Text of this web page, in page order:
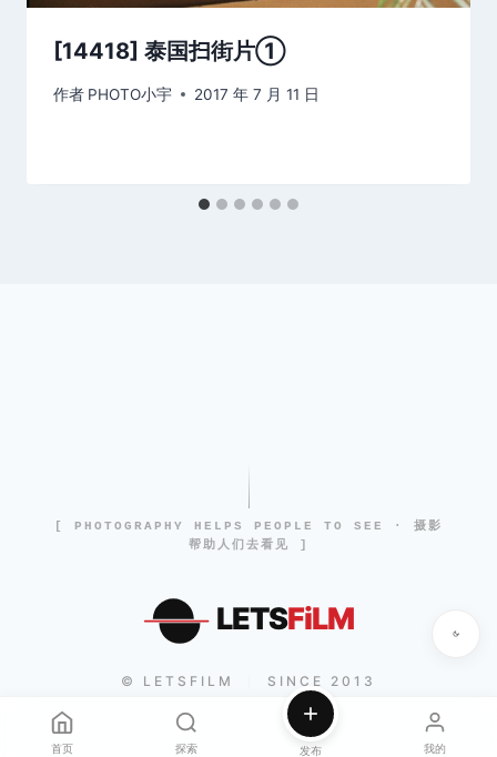
[14418] 泰国扫街片①
作者 PHOTO小宇 2017 年 7 月 11 日
[ PHOTOGRAPHY HELPS PEOPLE TO SEE · 摄影
帮助人们去看见 ]
LETSFiLM
© LETSFILM SINCE 2013
首页 探索 发布 我的